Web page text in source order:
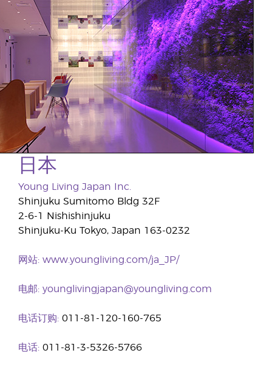
日本
Young Living Japan Inc.
Shinjuku Sumitomo Bldg 32F
2-6-1 Nishishinjuku
Shinjuku-Ku Tokyo, Japan 163-0232
网站: www.youngliving.com/ja_JP/
电邮: younglivingjapan@youngliving.com
电话订购: 011-81-120-160-765
电话: 011-81-3-5326-5766